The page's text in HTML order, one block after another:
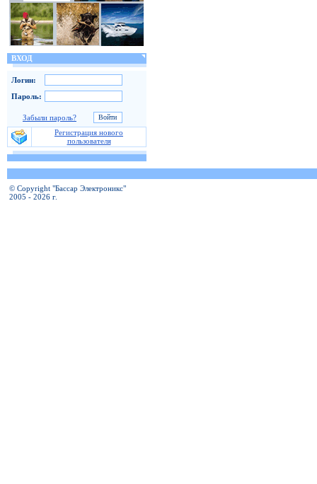
ВХОД
Логин:
Пароль:
Забыли пароль?
Регистрация нового
пользователя
© Copyright "Бассар Электроникс"
2005 - 2026 г.